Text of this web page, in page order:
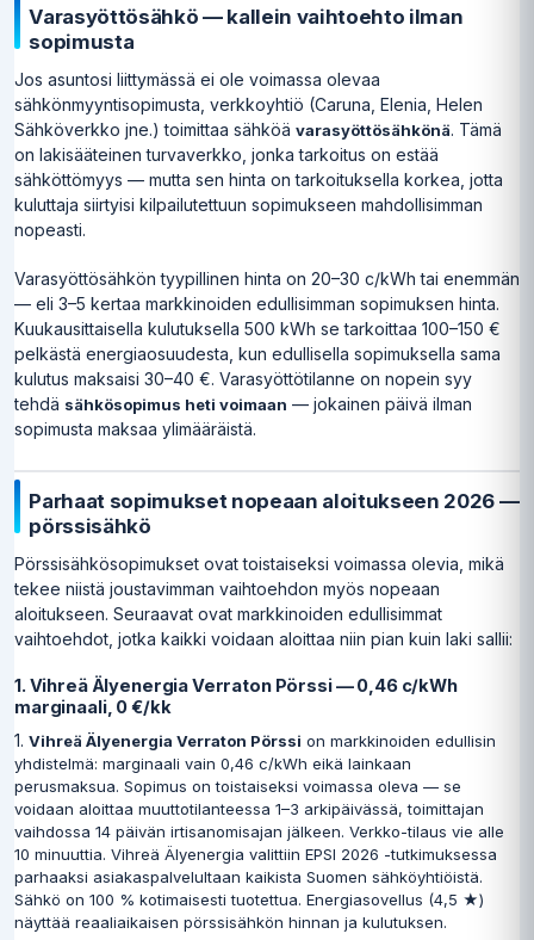
Varasyöttösähkö — kallein vaihtoehto ilman
sopimusta
Jos asuntosi liittymässä ei ole voimassa olevaa
sähkönmyyntisopimusta, verkkoyhtiö (Caruna, Elenia, Helen
Sähköverkko jne.) toimittaa sähköä varasyöttösähkönä. Tämä
on lakisääteinen turvaverkko, jonka tarkoitus on estää
sähköttömyys — mutta sen hinta on tarkoituksella korkea, jotta
kuluttaja siirtyisi kilpailutettuun sopimukseen mahdollisimman
nopeasti.
Varasyöttösähkön tyypillinen hinta on 20–30 c/kWh tai enemmän
— eli 3–5 kertaa markkinoiden edullisimman sopimuksen hinta.
Kuukausittaisella kulutuksella 500 kWh se tarkoittaa 100–150 €
pelkästä energiaosuudesta, kun edullisella sopimuksella sama
kulutus maksaisi 30–40 €. Varasyöttötilanne on nopein syy
tehdä sähkösopimus heti voimaan — jokainen päivä ilman
sopimusta maksaa ylimääräistä.
Parhaat sopimukset nopeaan aloitukseen 2026 —
pörssisähkö
Pörssisähkösopimukset ovat toistaiseksi voimassa olevia, mikä
tekee niistä joustavimman vaihtoehdon myös nopeaan
aloitukseen. Seuraavat ovat markkinoiden edullisimmat
vaihtoehdot, jotka kaikki voidaan aloittaa niin pian kuin laki sallii:
1. Vihreä Älyenergia Verraton Pörssi — 0,46 c/kWh
marginaali, 0 €/kk
1. Vihreä Älyenergia Verraton Pörssi on markkinoiden edullisin
yhdistelmä: marginaali vain 0,46 c/kWh eikä lainkaan
perusmaksua. Sopimus on toistaiseksi voimassa oleva — se
voidaan aloittaa muuttotilanteessa 1–3 arkipäivässä, toimittajan
vaihdossa 14 päivän irtisanomisajan jälkeen. Verkko-tilaus vie alle
10 minuuttia. Vihreä Älyenergia valittiin EPSI 2026 -tutkimuksessa
parhaaksi asiakaspalvelultaan kaikista Suomen sähköyhtiöistä.
Sähkö on 100 % kotimaisesti tuotettua. Energiasovellus (4,5 ★)
näyttää reaaliaikaisen pörssisähkön hinnan ja kulutuksen.